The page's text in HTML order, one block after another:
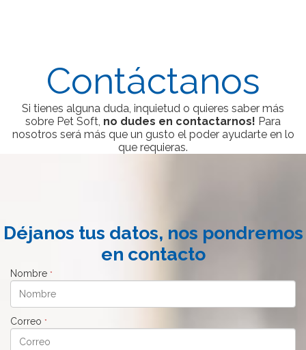
Contáctanos
Si tienes alguna duda, inquietud o quieres saber más
sobre Pet Soft, no dudes en contactarnos! Para
nosotros será más que un gusto el poder ayudarte en lo
que requieras.
Déjanos tus datos, nos pondremos
en contacto
Nombre *
Correo *